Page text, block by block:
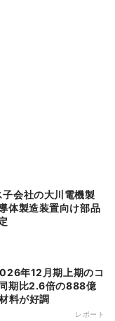
体製造装置向け部品
期比2.6倍の888億
料が好調
レポート